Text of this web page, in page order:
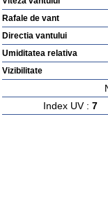
Rafale de vant
Directia vantului
Umiditatea relativa
Vizibilitate
Index UV : 7